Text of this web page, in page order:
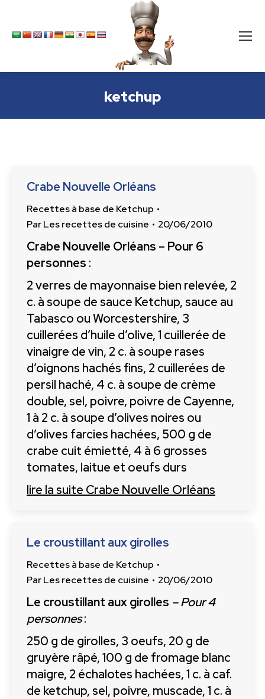
ketchup
Crabe Nouvelle Orléans
Recettes à base de Ketchup
ParLes recettes de cuisine 20/06/2010
Crabe Nouvelle Orléans – Pour 6
personnes :
2 verres de mayonnaise bien relevée, 2
c. à soupe de sauce Ketchup, sauce au
Tabasco ou Worcestershire, 3
cuillerées d’huile d’olive, 1 cuillerée de
vinaigre de vin, 2 c. à soupe rases
d’oignons hachés fins, 2 cuillerées de
persil haché, 4 c. à soupe de crème
double, sel, poivre, poivre de Cayenne,
1 à 2 c. à soupe d’olives noires ou
d’olives farcies hachées, 500 g de
crabe cuit émietté, 4 à 6 grosses
tomates, laitue et oeufs durs
lire la suite Crabe Nouvelle Orléans
Le croustillant aux girolles
Recettes à base de Ketchup
ParLes recettes de cuisine 20/06/2010
Le croustillant aux girolles –Pour 4
personnes:
250 g de girolles, 3 oeufs, 20 g de
gruyère râpé, 100 g de fromage blanc
maigre, 2 échalotes hachées, 1 c. à caf.
de ketchup, sel, poivre, muscade, 1 c. à